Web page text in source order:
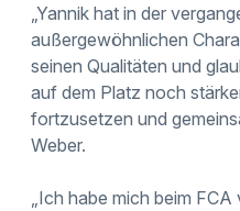
„Yannik hat in der
außergewöhnlichen
seinen Qualitäten und
auf dem Platz noch
fortzusetzen und
Weber.
„Ich habe mich beim